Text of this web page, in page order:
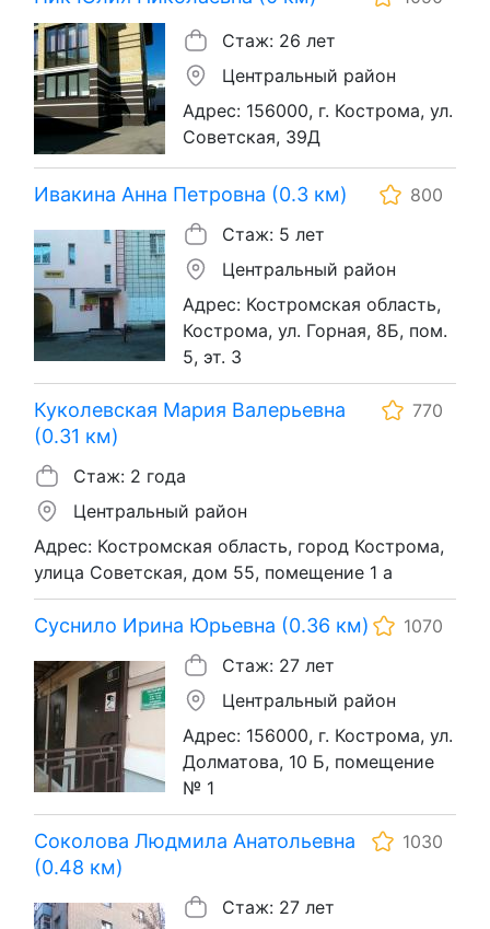
Стаж: 26 лет
Центральный район
Адрес: 156000, г. Кострома, ул.
Советская, 39Д
Ивакина Анна Петровна (0.3 км)
800
Стаж: 5 лет
Центральный район
Адрес: Костромская область,
Кострома, ул. Горная, 8Б, пом.
5, эт. 3
Куколевская Мария Валерьевна
(0.31 км)
770
Стаж: 2 года
Центральный район
Адрес: Костромская область, город Кострома,
улица Советская, дом 55, помещение 1 а
Суснило Ирина Юрьевна (0.36 км)
1070
Стаж: 27 лет
Центральный район
Адрес: 156000, г. Кострома, ул.
Долматова, 10 Б, помещение
№ 1
Соколова Людмила Анатольевна
(0.48 км)
1030
Стаж: 27 лет